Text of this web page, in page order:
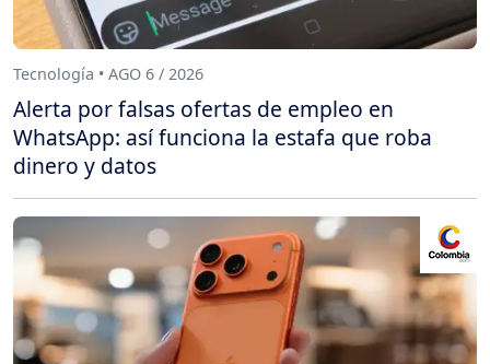
Tecnología • AGO 6 / 2026
Alerta por falsas ofertas de empleo en
WhatsApp: así funciona la estafa que roba
dinero y datos